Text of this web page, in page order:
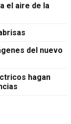
el aire de la
del nuevo
hagan